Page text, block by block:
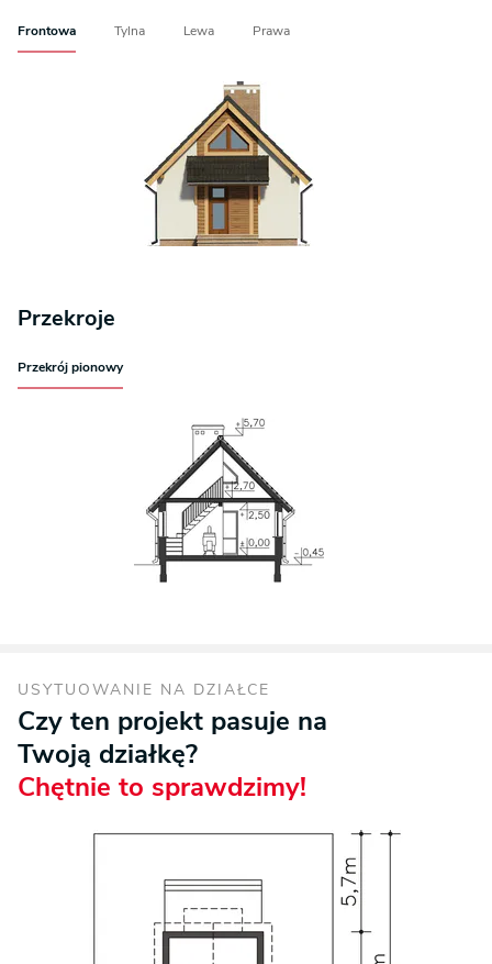
Frontowa Tylna Lewa Prawa
Przekroje
Przekrój pionowy
USYTUOWANIE NA DZIAŁCE
Czy ten projekt pasuje na
Twoją działkę?
Chętnie to sprawdzimy!